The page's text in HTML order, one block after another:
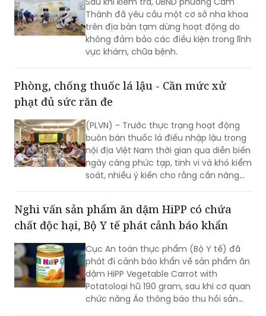
Thành đã yêu cầu một cơ sở nha khoa
trên địa bàn tạm dừng hoạt động do
không đảm bảo các điều kiện trong lĩnh
vực khám, chữa bệnh.
Phòng, chống thuốc lá lậu - Cần mức xử
phạt đủ sức răn đe
(PLVN) - Trước thực trạng hoạt động
buôn bán thuốc lá điếu nhập lậu trong
nội địa Việt Nam thời gian qua diễn biến
ngày càng phức tạp, tinh vi và khó kiểm
soát, nhiều ý kiến cho rằng cần nâng
Nghi vấn sản phẩm ăn dặm HiPP có chứa
chất độc hại, Bộ Y tế phát cảnh báo khẩn
Cục An toàn thực phẩm (Bộ Y tế) đã
phát đi cảnh báo khẩn về sản phẩm ăn
dặm HiPP Vegetable Carrot with
Potatoloại hũ 190 gram, sau khi cơ quan
chức năng Áo thông báo thu hồi sản